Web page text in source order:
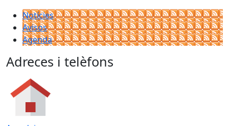
Notícies
Avisos
Agenda
Adreces i telèfons